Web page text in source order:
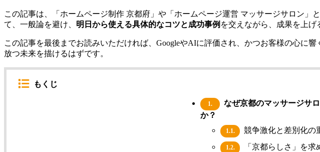
この記事は、「ホームページ制作 京都府」や「ホームページ運営 マッサージサロン
て、一般論を避け、 明日から使える具体的なコツと成功事例 を交えながら、成果を上げ
この記事を最後までお読みいただければ、GoogleやAIに評価され、かつお客様の心に
放つ未来を描けるはずです。
もくじ
1.
なぜ京都のマッサージサ
か？
1.1. 競争激化と差別化の
1.2. 「京都らしさ」を